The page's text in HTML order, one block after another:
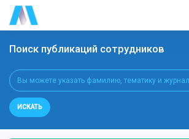
Поиск публикаций сотрудников
ИСКАТЬ